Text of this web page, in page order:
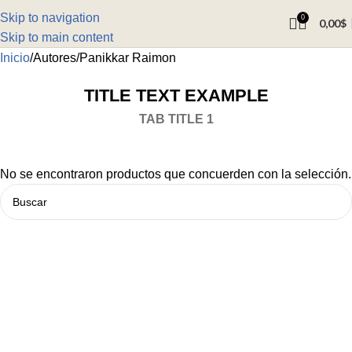
Skip to navigation
Skip to main content
0 0,00$
Inicio Autores Panikkar Raimon
TITLE TEXT EXAMPLE
TAB TITLE 1
No se encontraron productos que concuerden con la selección.